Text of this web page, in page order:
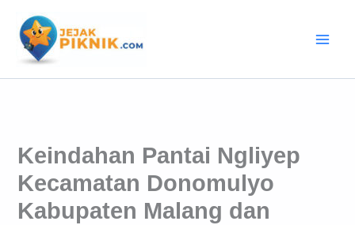
konten
Keindahan Pantai Ngliyep
Kecamatan Donomulyo
Kabupaten Malang dan